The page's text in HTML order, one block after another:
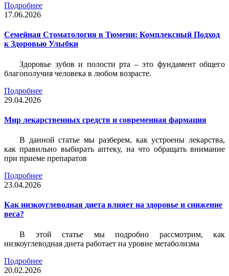
Подробнее
17.06.2026
Семейная Стоматология в Тюмени: Комплексный Подход
к Здоровью Улыбки
Здоровье зубов и полости рта – это фундамент общего
благополучия человека в любом возрасте.
Подробнее
29.04.2026
Мир лекарственных средств и современная фармация
В данной статье мы разберем, как устроены лекарства,
как правильно выбирать аптеку, на что обращать внимание
при приеме препаратов
Подробнее
23.04.2026
Как низкоуглеводная диета влияет на здоровье и снижение
веса?
В этой статье мы подробно рассмотрим, как
низкоуглеводная диета работает на уровне метаболизма
Подробнее
20.02.2026